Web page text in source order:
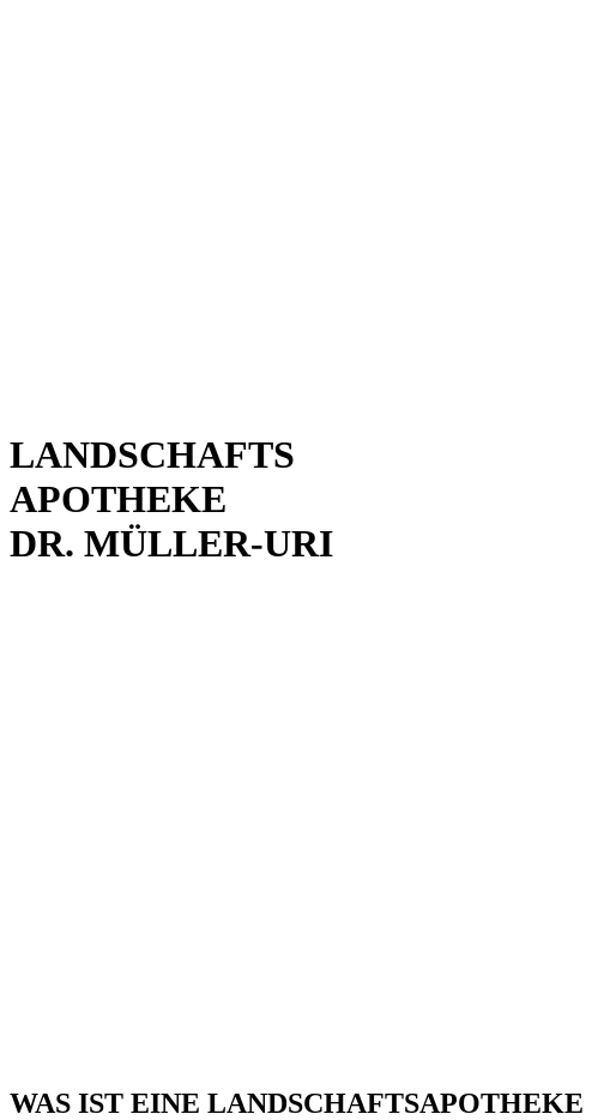
LANDSCHAFTS
APOTHEKE
DR. MÜLLER-URI
WAS IST EINE LANDSCHAFTSAPOTHEKE